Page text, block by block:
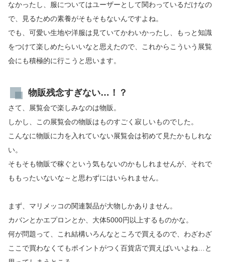
なかったし、服についてはユーザーとして関わっているだけなの
で、見るための素養がそもそもないんですよね。
でも、可愛い生地や洋服は見ていてかわいかったし、もっと知識
をつけて楽しめたらいいなと思えたので、これからこういう展覧
会にも積極的に行こうと思います。
物販残念すぎない…！？
さて、展覧会で楽しみなのは物販。
しかし、この展覧会の物販はものすごく寂しいものでした。
こんなに物販に力を入れていない展覧会は初めて見たかもしれな
い。
そもそも物販で稼ぐという気もないのかもしれませんが、それで
ももったいないな～と思わずにはいられません。
まず、マリメッコの関連製品が大物しかありません。
カバンとかエプロンとか、大体5000円以上するものかな。
何が問題って、これ結構いろんなところで買えるので、わざわざ
ここで買わなくてもポイントがつく百貨店で買えばいいよね…と